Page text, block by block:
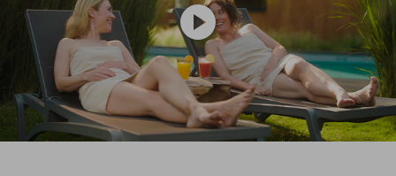
play_circle